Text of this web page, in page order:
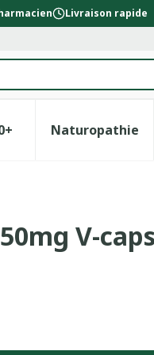
Livraison rapide
alimentation &
la catégorie
le sous-menu pour
Naturopathie
Afficher
V-